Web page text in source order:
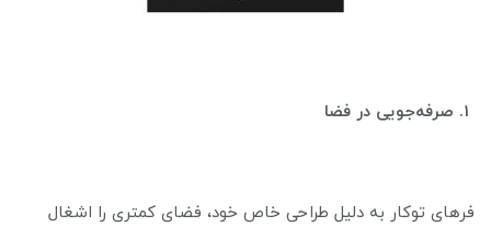
1. صرفه‌جویی در فضا
فرهای توکار به دلیل طراحی خاص خود، فضای کمتری را اشغال